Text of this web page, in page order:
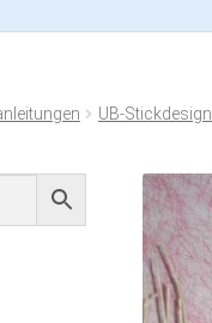
UB-Stickdesign